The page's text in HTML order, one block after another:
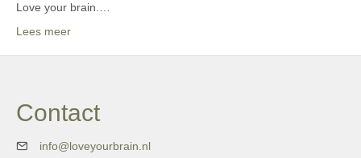
Love your brain.…
Lees meer
Contact
info@loveyourbrain.nl